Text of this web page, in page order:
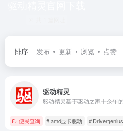
排序 发布 更新 浏览 点赞
驱动精灵
便民查询 # amd显卡驱动 # Drivergenius